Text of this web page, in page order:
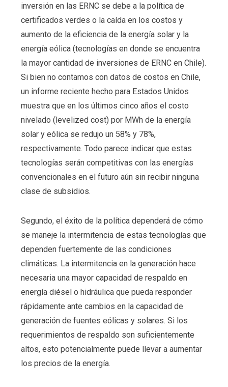
inversión en las ERNC se debe a la política de
certificados verdes o la caída en los costos y
aumento de la eficiencia de la energía solar y la
energía eólica (tecnologías en donde se encuentra
la mayor cantidad de inversiones de ERNC en Chile).
Si bien no contamos con datos de costos en Chile,
un informe reciente hecho para Estados Unidos
muestra que en los últimos cinco años el costo
nivelado (levelized cost) por MWh de la energía
solar y eólica se redujo un 58% y 78%,
respectivamente. Todo parece indicar que estas
tecnologías serán competitivas con las energías
convencionales en el futuro aún sin recibir ninguna
clase de subsidios.
Segundo, el éxito de la política dependerá de cómo
se maneje la intermitencia de estas tecnologías que
dependen fuertemente de las condiciones
climáticas. La intermitencia en la generación hace
necesaria una mayor capacidad de respaldo en
energía diésel o hidráulica que pueda responder
rápidamente ante cambios en la capacidad de
generación de fuentes eólicas y solares. Si los
requerimientos de respaldo son suficientemente
altos, esto potencialmente puede llevar a aumentar
los precios de la energía.